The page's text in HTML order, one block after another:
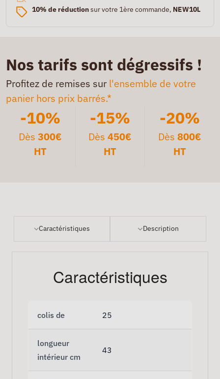
10% de réductionsur votre 1ère commande, NEW10L
Nos tarifs sont dégressifs !
Profitez de remises sur l'ensemble de votre
panier hors prix barrés.*
-10%
Dès300€
HT
-15%
Dès 450€
HT
-20%
Dès 800€
HT
Caractéristiques Description
Caractéristiques
colis de 25
longueur
intérieur cm
43